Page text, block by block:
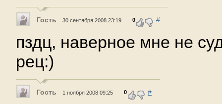
Гость 30 сентября 2008 23:19 0 #
пздц, наверное мне не
рец:)
Гость 1 ноября 2008 09:25 0 #